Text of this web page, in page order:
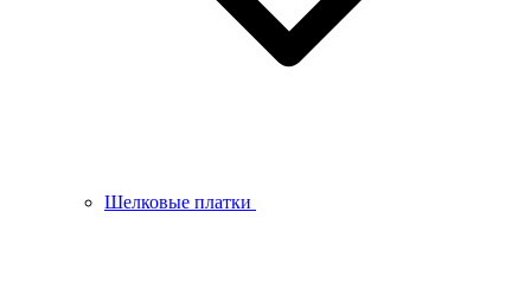
Шелковые платки